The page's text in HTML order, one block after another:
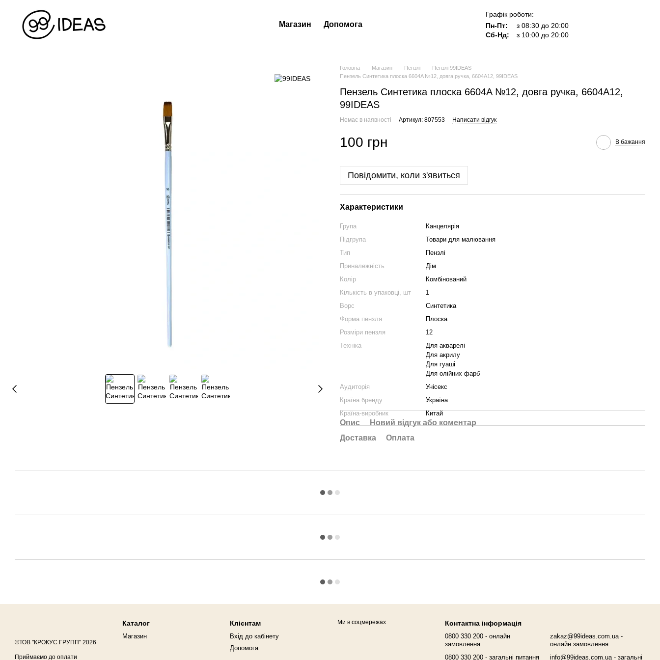
Магазин Допомога
Графік роботи:
Пн-Пт:
з 08:30 до 20:00
Сб-Нд:
з 10:00 до 20:00
Головна Магазин Пензлі
Пензлі 99IDEAS
Пензель Синтетика плоска 6604A №12, довга ручка, 6604A12, 99IDEAS
Пензель Синтетика плоска 6604A №12, довга ручка, 6604A12,
99IDEAS
Немає в наявності Артикул: 807553 Написати відгук
100 грн В бажання
Повідомити, коли з'явиться
Характеристики
Група
Канцелярія
Підгрупа
Товари для малювання
Тип
Пензлі
Приналежність
Дім
Колір
Комбінований
Кількість в упаковці, шт
1
Ворс
Синтетика
Форма пензля
Плоска
Розміри пензля
12
Техніка
Для акварелі
Для акрилу
Для гуаші
Для олійних фарб
Аудиторія
Унісекс
Країна бренду
Україна
Країна-виробник
Китай
Опис
Новий відгук або коментар
Доставка
Оплата
©ТОВ "КРОКУС ГРУПП" 2026
Приймаємо до оплати
Каталог
Магазин
Клієнтам
Вхід до кабінету
Допомога
Ми в соцмережах Контактна інформація
0800 330 200 - онлайн
замовлення
0800 330 200 - загальні питання
zakaz@99ideas.com.ua -
онлайн замовлення
info@99ideas.com.ua - загальні